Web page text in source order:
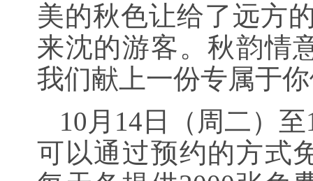
美的秋色让给了远方
来沈的游客。秋韵情
我们献上一份专属于
10月14日（周二）
可以通过预约的方式